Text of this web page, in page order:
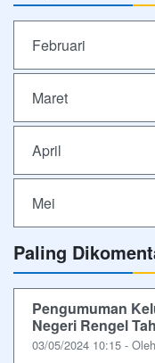
Februari
Maret
April
Mei
Paling
Pengumuman
Negeri Rengel
03/05/2024 10:15 -